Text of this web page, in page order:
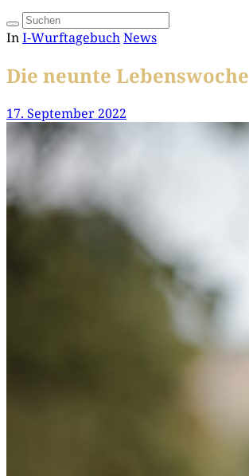
InI-WurftagebuchNews
Die neunte Lebenswoche
17. September 2022